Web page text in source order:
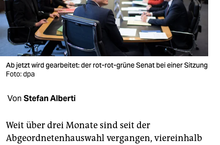
wahrheit
verlag
verlag
veranstaltungen
shop
unterstützen
Ab jetzt wird gearbeitet: der rot-rot-grüne Senat bei einer Sitzung
Foto: dpa
Von Stefan Alberti
Weit über drei Monate sind seit der
Abgeordnetenhauswahl vergangen, viereinhalb